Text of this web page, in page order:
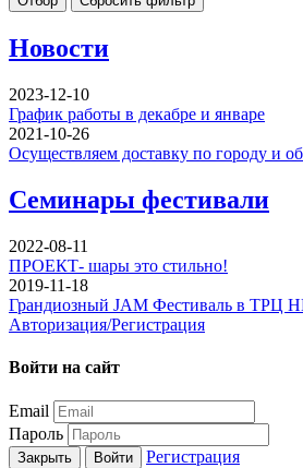
Новости
2023-12-10
График работы в декабре и январе
2021-10-26
Осуществляем доставку по городу и
Семинары фестивали
2022-08-11
ПРОЕКТ- шары это стильно!
2019-11-18
Грандиозный JAM Фестиваль в ТРЦ
Авторизация/Регистрация
Войти на сайт
Email
Пароль
Закрыть Войти Регистрация